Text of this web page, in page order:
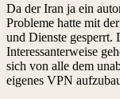
Da der Iran ja ein
Probleme hatte mit
und Dienste gesperrt.
Interessanterweise
sich von alle dem
eigenes VPN